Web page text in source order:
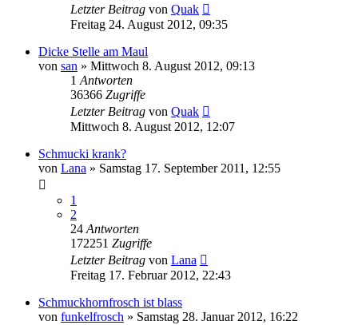
Letzter Beitrag von Quak
Freitag 24. August 2012, 09:35
Dicke Stelle am Maul
von san » Mittwoch 8. August 2012, 09:13
1 Antworten
36366 Zugriffe
Letzter Beitrag von Quak
Mittwoch 8. August 2012, 12:07
Schmucki krank?
von Lana » Samstag 17. September 2011, 12:55
1
2
24 Antworten
172251 Zugriffe
Letzter Beitrag von Lana
Freitag 17. Februar 2012, 22:43
Schmuckhornfrosch ist blass
von funkelfrosch » Samstag 28. Januar 2012, 16:22